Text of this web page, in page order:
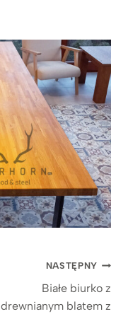
NASTĘPNY
Białe biurko z
drewnianym blatem z